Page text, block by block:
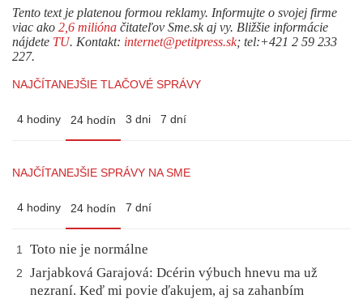
Tento text je platenou formou reklamy. Informujte o svojej firme
viac ako 2,6 milióna čitateľov Sme.sk aj vy. Bližšie informácie
nájdete TU. Kontakt: internet@petitpress.sk; tel:+421 2 59 233
227.
NAJČÍTANEJŠIE TLAČOVÉ SPRÁVY
4 hodiny 24 hodín 3 dni 7 dní
NAJČÍTANEJŠIE SPRÁVY NA SME
4 hodiny 24 hodín 7 dní
1 Toto nie je normálne
2
Jarjabková Garajová: Dcérin výbuch hnevu ma už
nezraní. Keď mi povie ďakujem, aj sa zahanbím